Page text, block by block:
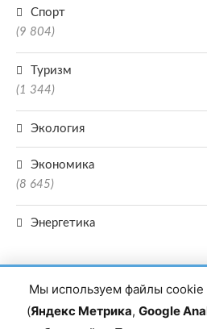
Спорт
(9 804)
Туризм
(1 344)
Экология
Экономика
(8 645)
Энергетика
Мы используем файлы cookie
(Яндекс Метрика, Google